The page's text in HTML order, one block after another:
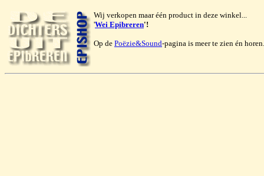
Wij verkopen maar één product in deze winkel...
'Wei Epibreren'!
Op de Poëzie&Sound-pagina is meer te zien én horen.